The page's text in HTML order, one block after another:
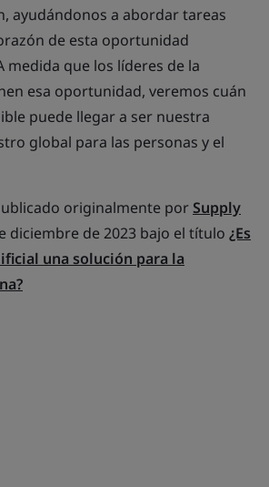
ayudándonos a abordar tareas
de esta oportunidad
que los líderes de la
esa oportunidad, veremos cuán
puede llegar a ser nuestra
global para las personas y el
originalmente porSupply
diciembre de 2023 bajo el título ¿Es
una solución para la